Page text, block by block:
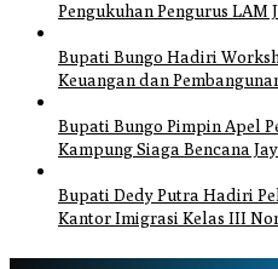
Pengukuhan Pengurus LAM
Bupati Bungo Hadiri
Keuangan dan
Bupati Bungo Pimpin Apel
Kampung Siaga Bencana
Bupati Dedy Putra Hadiri
Kantor Imigrasi Kelas III